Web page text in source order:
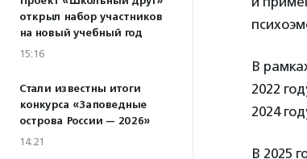
открыл набор участников
на новый учебный год
15:16
Стали известны итоги
конкурса «Заповедные
острова России — 2026»
14:21
В
2022
2024
В 2025